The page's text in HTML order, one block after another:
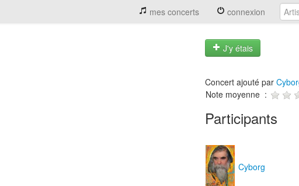
mes concerts connexion
J'y étais
Concert ajouté par
Note moyenne :
Participants
Cyborg